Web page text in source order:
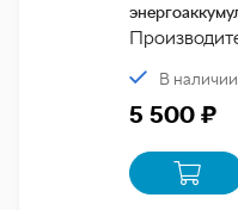
В наличии
5 500 ₽